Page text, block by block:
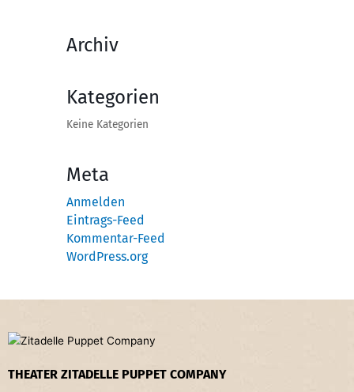
Archiv
Kategorien
Keine Kategorien
Meta
Anmelden
Eintrags-Feed
Kommentar-Feed
WordPress.org
THEATER ZITADELLE PUPPET COMPANY